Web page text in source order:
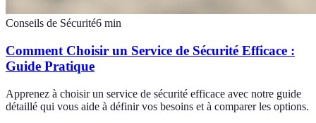
Conseils de Sécurité6 min
Comment Choisir un Service de Sécurité Efficace :
Guide Pratique
Apprenez à choisir un service de sécurité efficace avec notre guide
détaillé qui vous aide à définir vos besoins et à comparer les options.